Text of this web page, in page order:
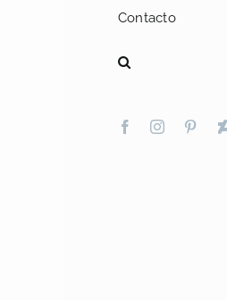
Contacto
FacebookInstagram